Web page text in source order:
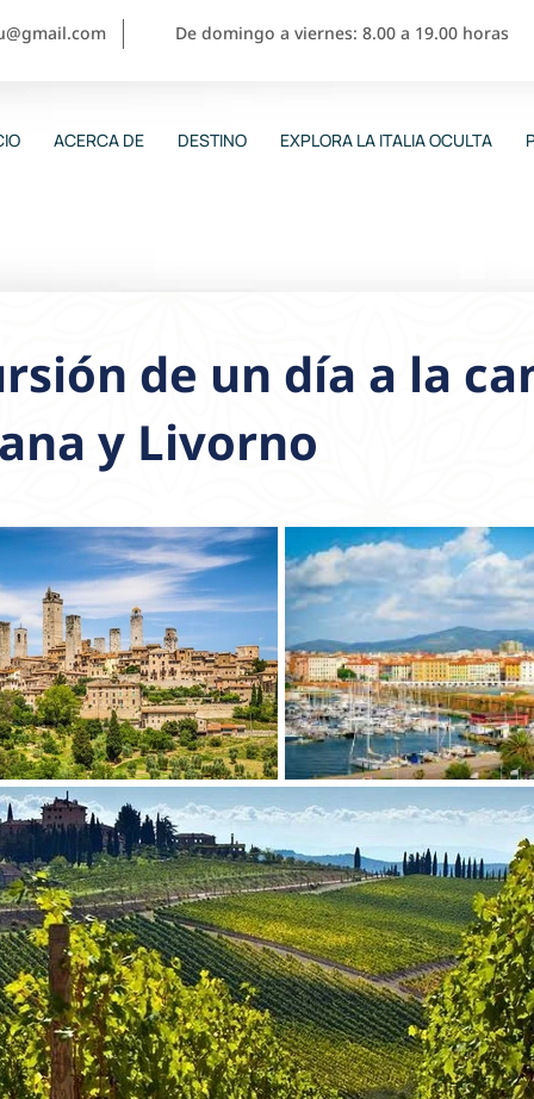
De domingo a viernes: 8.00 a 19.00 horas
ACERCA DE DESTINO EXPLORA LA ITALIA OCULTA
de un día a la
y Livorno